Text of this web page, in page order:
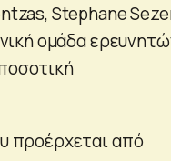
Stephane
ομάδα
προέρχεται από